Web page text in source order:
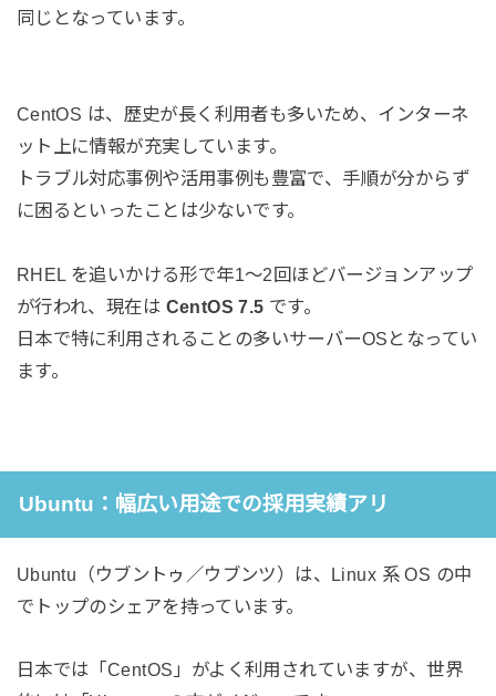
同じとなっています。
CentOS は、歴史が長く利用者も多いため、インターネ
ット上に情報が充実しています。
トラブル対応事例や活用事例も豊富で、手順が分からず
に困るといったことは少ないです。
RHEL を追いかける形で年1～2回ほどバージョンアップ
が行われ、現在は CentOS 7.5 です。
日本で特に利用されることの多いサーバーOSとなってい
ます。
Ubuntu：幅広い用途での採用実績アリ
Ubuntu（ウブントゥ／ウブンツ）は、Linux 系 OS の中
でトップのシェアを持っています。
日本では「CentOS」がよく利用されていますが、世界